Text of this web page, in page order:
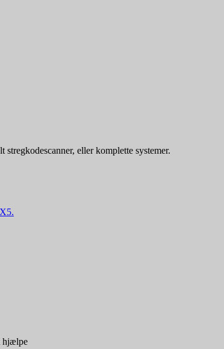
eller komplette systemer.
hjælpe